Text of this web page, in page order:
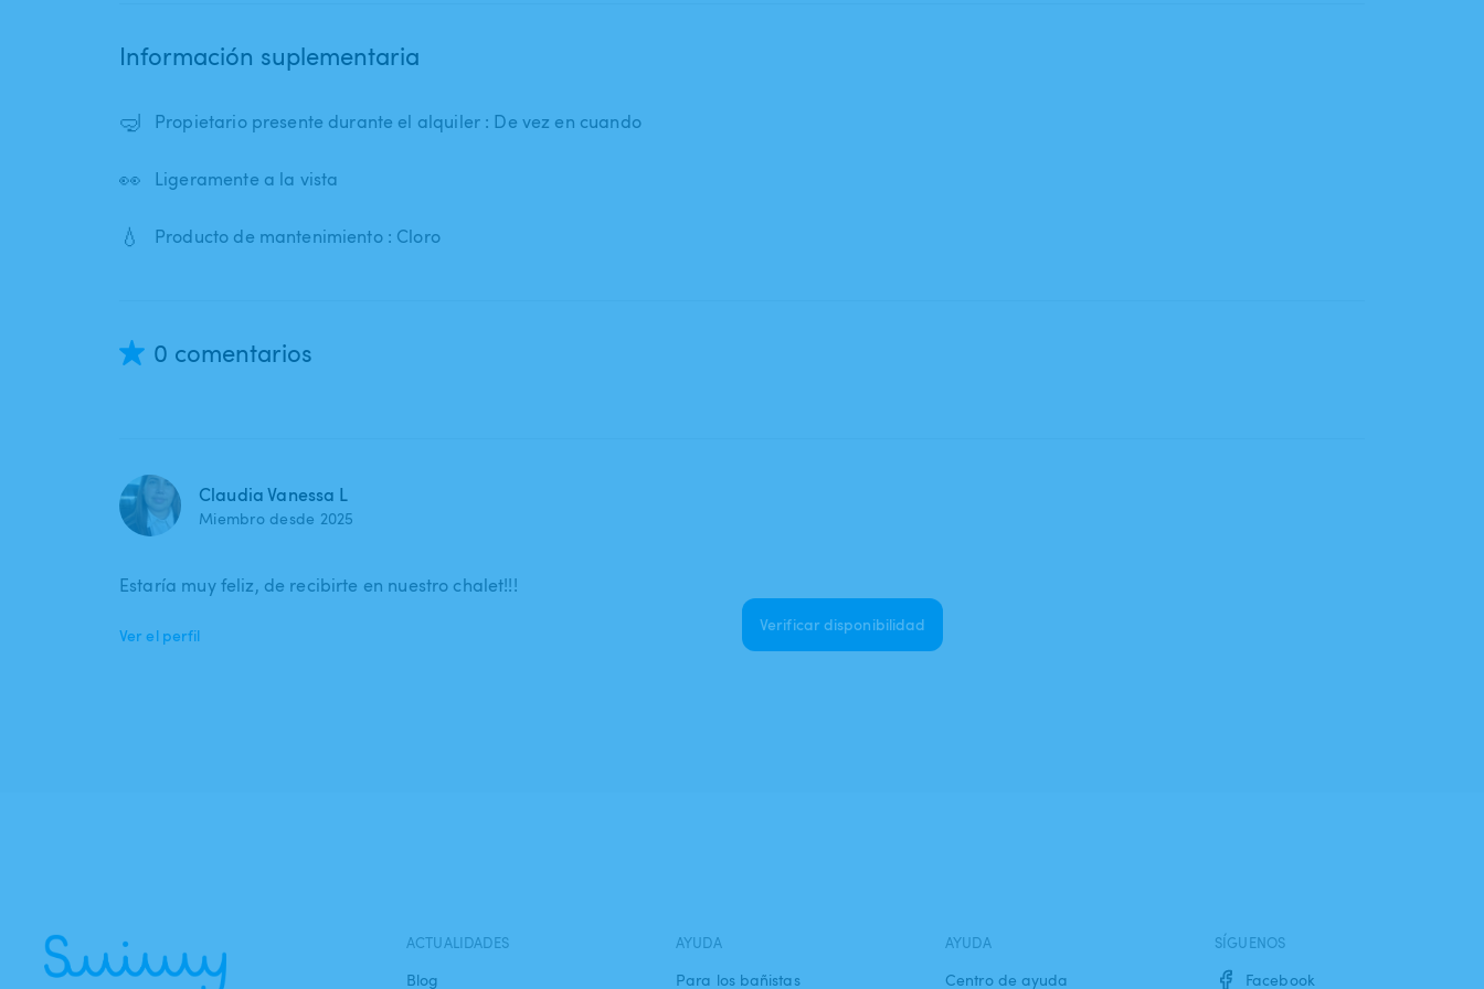
Información suplementaria
🤿 Propietario presente durante el alquiler : De vez en cuando
👀 Ligeramente a la vista
💧 Producto de mantenimiento : Cloro
0 comentarios
Claudia Vanessa L
Miembro desde 2025
Estaría muy feliz, de recibirte en nuestro chalet!!!
Ver el perfil
Verificar disponibilidad
ACTUALIDADES
Blog
AYUDA
Para los bañistas
AYUDA
Centro de ayuda
SÍGUENOS
Facebook